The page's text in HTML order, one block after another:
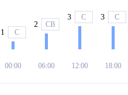
1 С
00:00
2 СВ
06:00
3 С
12:00
3 С
18:00